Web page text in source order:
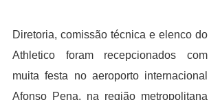
Diretoria, comissão técnica e elenco do
Athletico foram recepcionados com
muita festa no aeroporto internacional
Afonso Pena, na região metropolitana